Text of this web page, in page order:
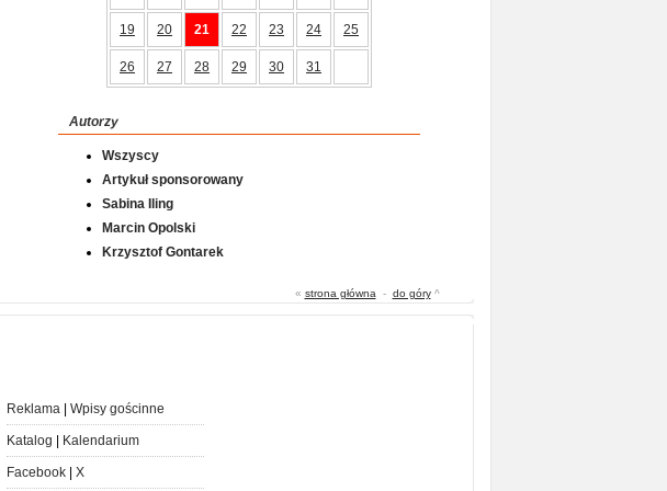
19 20 21 22 23 24 25
26 27 28 29 30 31
Autorzy
Wszyscy
Artykuł sponsorowany
Sabina Iling
Marcin Opolski
Krzysztof Gontarek
« strona główna - do góry^
Reklama| Wpisy gościnne
Katalog Kalendarium
Facebook| X